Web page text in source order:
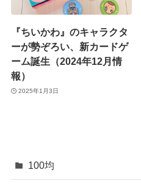
『ちいかわ』のキャラクタ
ーが勢ぞろい、新カードゲ
ーム誕生（2024年12月情
報）
2025年1月3日
100均